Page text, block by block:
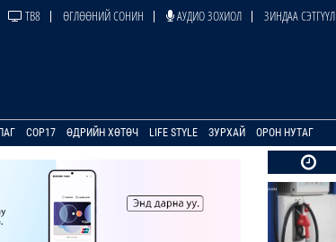
ТВ8 ӨГЛӨӨНИЙ СОНИН АУДИО ЗОХИОЛ ЗИНДАА СЭТГҮҮЛ
COP17 ӨДРИЙН ХӨТӨЧ LIFE STYLE ЗУРХАЙ ОРОН НУТАГ